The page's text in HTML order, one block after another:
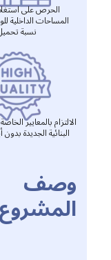
الحرص على
المساحات الداخلية
نسبة
الالتزام بالمعايير
البنائية الجديدة
وصف
المشروع